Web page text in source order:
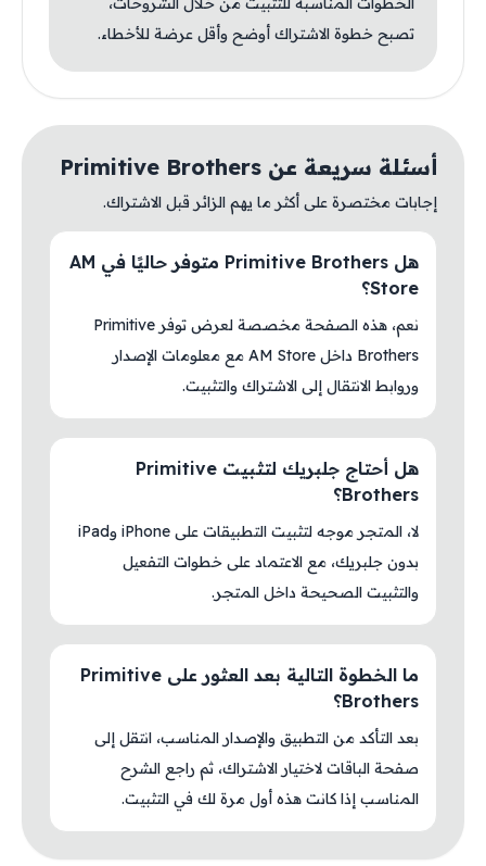
تصبح خطوة الاشتراك أوضح وأقل عرضة للأخطاء.
أسئلة سريعة عن Primitive Brothers
إجابات مختصرة على أكثر ما يهم الزائر قبل الاشتراك.
هل Primitive Brothers متوفر حاليًا في AM
Store؟
نعم، هذه الصفحة مخصصة لعرض توفر Primitive
Brothers داخل AM Store مع معلومات الإصدار
وروابط الانتقال إلى الاشتراك والتثبيت.
هل أحتاج جلبريك لتثبيت Primitive
Brothers؟
لا، المتجر موجه لتثبيت التطبيقات على iPhone وiPad
بدون جلبريك، مع الاعتماد على خطوات التفعيل
والتثبيت الصحيحة داخل المتجر.
ما الخطوة التالية بعد العثور على Primitive
Brothers؟
بعد التأكد من التطبيق والإصدار المناسب، انتقل إلى
صفحة الباقات لاختيار الاشتراك، ثم راجع الشرح
المناسب إذا كانت هذه أول مرة لك في التثبيت.